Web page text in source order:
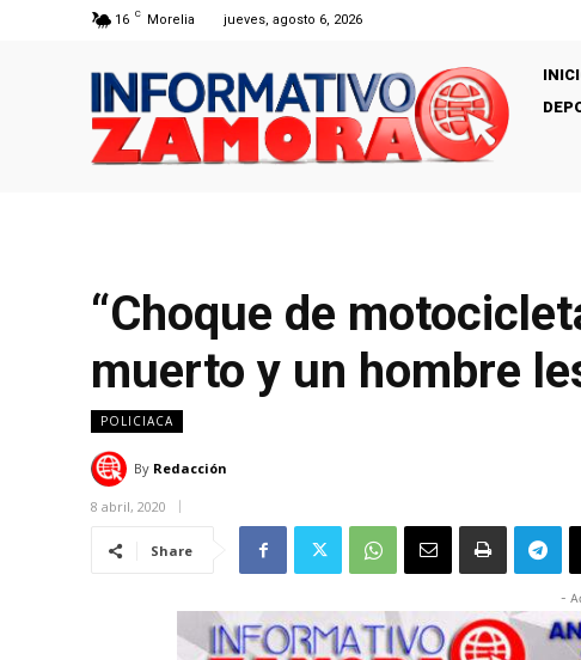
16 C Morelia jueves, agosto 6, 2026
“Choque de
muerto y un hombre
POLICIACA
By Redacción
8 abril, 2020
Share
-